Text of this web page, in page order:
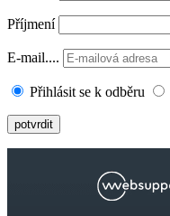
Příjmení
E-mail....
Přihlásit se k odběru